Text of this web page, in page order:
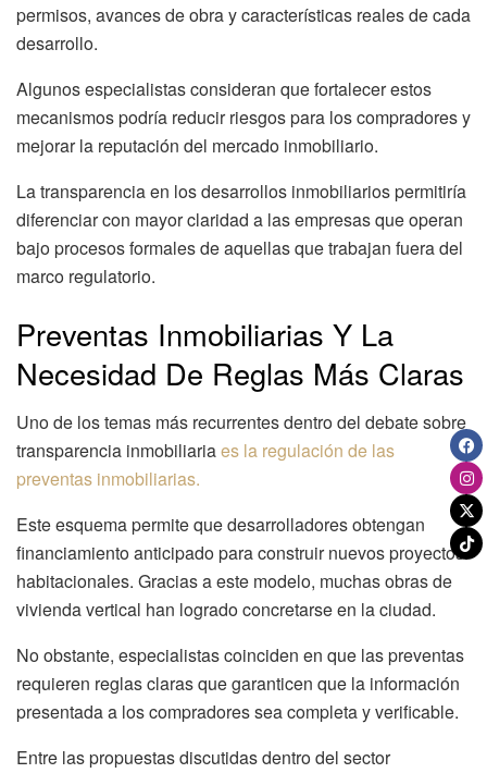
permisos, avances de obra y características reales de cada
desarrollo.
Algunos especialistas consideran que fortalecer estos
mecanismos podría reducir riesgos para los compradores y
mejorar la reputación del mercado inmobiliario.
La transparencia en los desarrollos inmobiliarios permitiría
diferenciar con mayor claridad a las empresas que operan
bajo procesos formales de aquellas que trabajan fuera del
marco regulatorio.
Preventas Inmobiliarias Y La
Necesidad De Reglas Más Claras
Uno de los temas más recurrentes dentro del debate sobre
transparencia inmobiliariaes la regulación de las
preventas inmobiliarias.
Este esquema permite que desarrolladores obtengan
financiamiento anticipado para construir nuevos proyectos
habitacionales. Gracias a este modelo, muchas obras de
vivienda vertical han logrado concretarse en la ciudad.
No obstante, especialistas coinciden en que las preventas
requieren reglas claras que garanticen que la información
presentada a los compradores sea completa y verificable.
Entre las propuestas discutidas dentro del sector